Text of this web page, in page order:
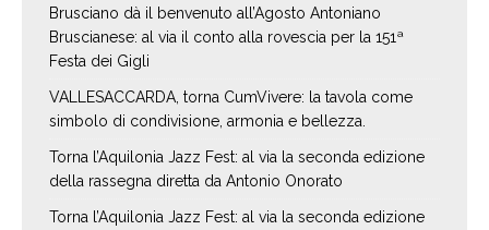
Brusciano dà il benvenuto all’Agosto Antoniano
Bruscianese: al via il conto alla rovescia per la 151ª
Festa dei Gigli
VALLESACCARDA, torna CumVivere: la tavola come
simbolo di condivisione, armonia e bellezza.
Torna l’Aquilonia Jazz Fest: al via la seconda edizione
della rassegna diretta da Antonio Onorato
Torna l’Aquilonia Jazz Fest: al via la seconda edizione